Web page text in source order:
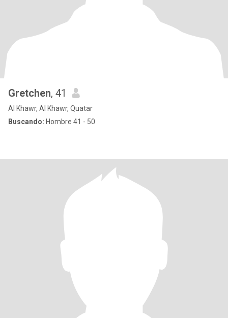
Gretchen, 41
Al Khawr, Al Khawr, Quatar
Buscando: Hombre 41 - 50